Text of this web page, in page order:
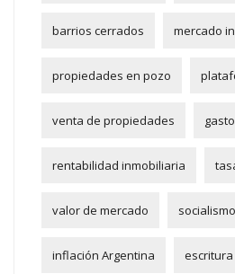
barrios cerrados mercado
propiedades en pozo
venta de propiedades
rentabilidad inmobiliaria
valor de mercado socialismo
inflación Argentina